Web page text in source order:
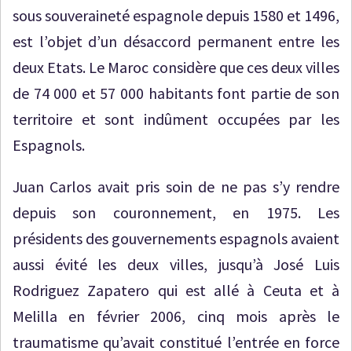
sous souveraineté espagnole depuis 1580 et 1496,
est l’objet d’un désaccord permanent entre les
deux Etats. Le Maroc considère que ces deux villes
de 74 000 et 57 000 habitants font partie de son
territoire et sont indûment occupées par les
Espagnols.
Juan Carlos avait pris soin de ne pas s’y rendre
depuis son couronnement, en 1975. Les
présidents des gouvernements espagnols avaient
aussi évité les deux villes, jusqu’à José Luis
Rodriguez Zapatero qui est allé à Ceuta et à
Melilla en février 2006, cinq mois après le
traumatisme qu’avait constitué l’entrée en force